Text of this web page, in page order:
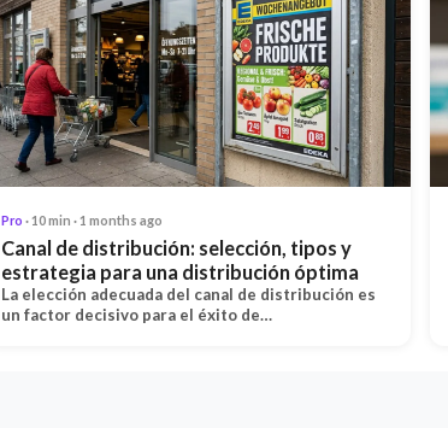
Pro · 10 min · 1 months ago
Canal de distribución: selección, tipos y
estrategia para una distribución óptima
La elección adecuada del canal de distribución es
un factor decisivo para el éxito de…